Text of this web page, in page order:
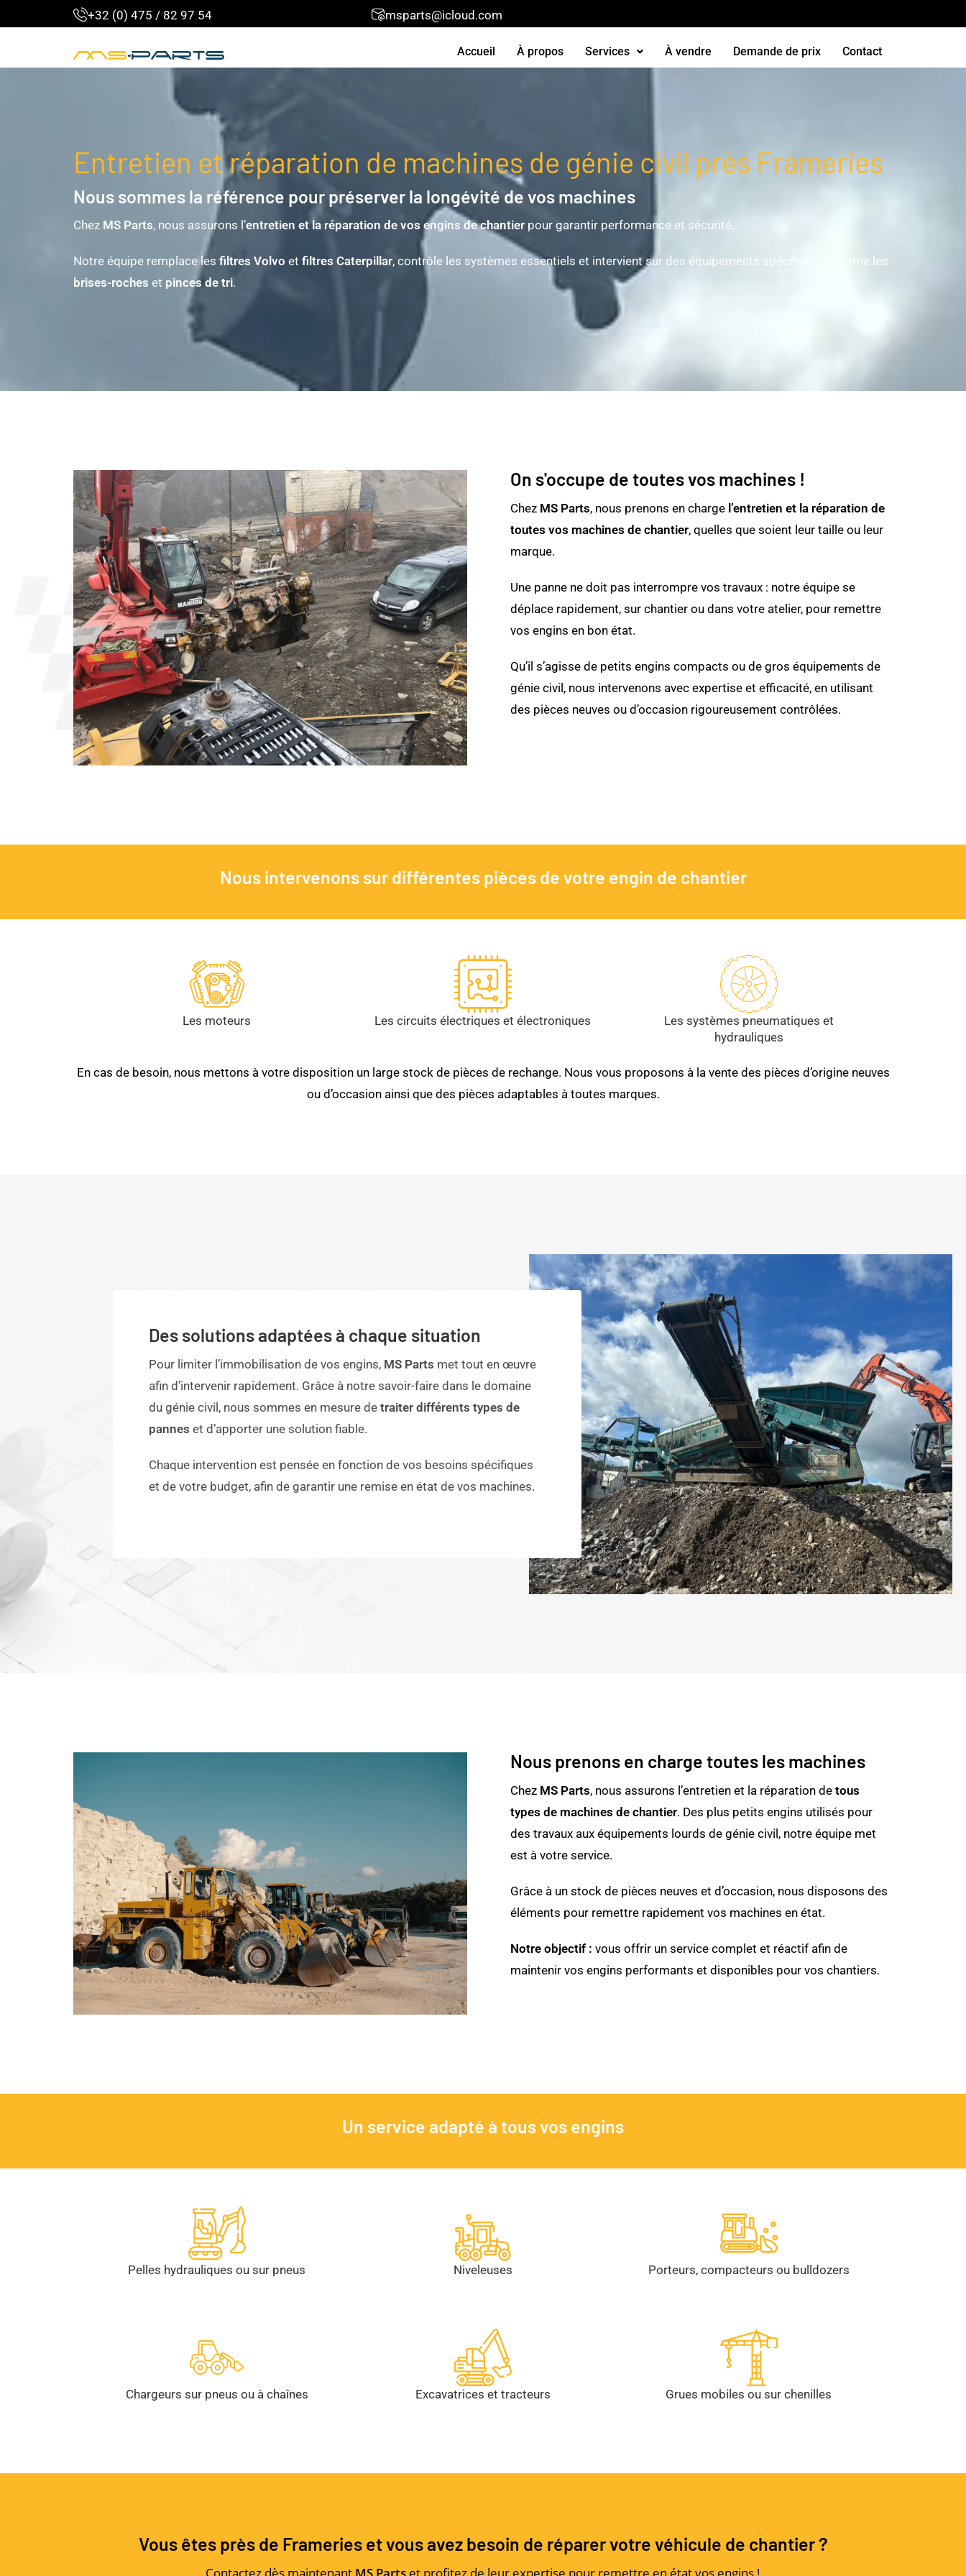
+32 (0) 475 / 82 97 54 msparts@icloud.com
Accueil À propos Services À vendre Demande de prix Contact
Entretien et réparation de machines de génie civil près Frameries
Nous sommes la référence pour préserver la longévité de vos machines
Chez MS Parts, nous assurons l’entretien et la réparation de vos engins de chantier pour garantir performance et sécurité.
Notre équipe remplace les filtres Volvo et filtres Caterpillar, contrôle les systèmes essentiels et intervient sur des équipements spécifiques comme les
brises-roches et pinces de tri.
On s'occupe de toutes vos machines !
Chez MS Parts, nous prenons en charge l’entretien et la réparation de
toutes vos machines de chantier, quelles que soient leur taille ou leur
marque.
Une panne ne doit pas interrompre vos travaux : notre équipe se
déplace rapidement, sur chantier ou dans votre atelier, pour remettre
vos engins en bon état.
Qu’il s’agisse de petits engins compacts ou de gros équipements de
génie civil, nous intervenons avec expertise et efficacité, en utilisant
des pièces neuves ou d’occasion rigoureusement contrôlées.
Nous intervenons sur différentes pièces de votre engin de chantier
Les moteurs Les circuits électriques et électroniques
Les systèmes pneumatiques et
hydrauliques
En cas de besoin, nous mettons à votre disposition un large stock de pièces de rechange. Nous vous proposons à la vente des pièces d’origine neuves
ou d’occasion ainsi que des pièces adaptables à toutes marques.
Des solutions adaptées à chaque situation
Pour limiter l’immobilisation de vos engins, MS Parts met tout en œuvre
afin d’intervenir rapidement. Grâce à notre savoir-faire dans le domaine
du génie civil, nous sommes en mesure detraiter différents types de
pannes et d’apporter une solution fiable.
Chaque intervention est pensée en fonction de vos besoins spécifiques
et de votre budget, afin de garantir une remise en état de vos machines.
Nous prenons en charge toutes les machines
Chez MS Parts, nous assurons l’entretien et la réparation de tous
types de machines de chantier. Des plus petits engins utilisés pour
des travaux aux équipements lourds de génie civil, notre équipe met
est à votre service.
Grâce à un stock de pièces neuves et d’occasion, nous disposons des
éléments pour remettre rapidement vos machines en état.
Notre objectif : vous offrir un service complet et réactif afin de
maintenir vos engins performants et disponibles pour vos chantiers.
Un service adapté à tous vos engins
Pelles hydrauliques ou sur pneus Niveleuses Porteurs, compacteurs ou bulldozers
Chargeurs sur pneus ou à chaînes Excavatrices et tracteurs Grues mobiles ou sur chenilles
Vous êtes près de Frameries et vous avez besoin de réparer votre véhicule de chantier ?
Contactez dès maintenant MS Parts et profitez de leur expertise pour remettre en état vos engins !